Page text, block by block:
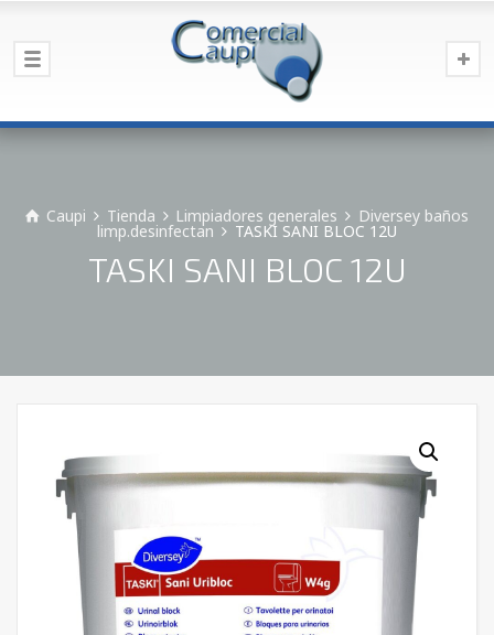
Caupi Tienda Limpiadores generales Diversey baños
limp.desinfectan TASKI SANI BLOC 12U
TASKI SANI BLOC 12U